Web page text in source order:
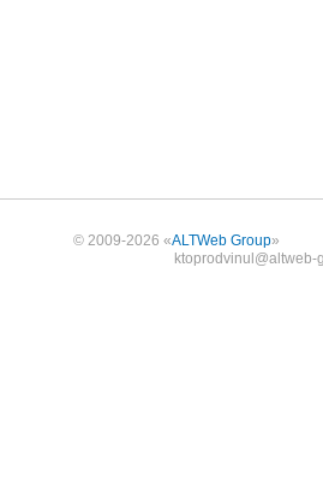
© 2009-2026 «ALTWeb Group»
ktoprodvinul@altweb-